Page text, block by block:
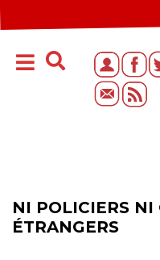
NI POLICIERS NI
ÉTRANGERS